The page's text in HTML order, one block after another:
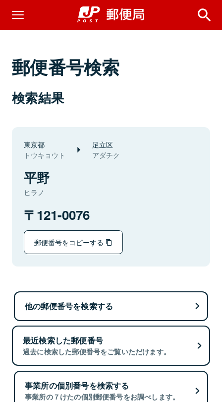
郵便番号検索
検索結果
東京都
トウキョウト
足立区
アダチク
平野
ヒラノ
121-0076
郵便番号をコピーする
他の郵便番号を検索する
最近検索した郵便番号
過去に検索した郵便番号をご覧いただけます。
事業所の個別番号を検索する
事業所の７けたの個別郵便番号をお調べします。